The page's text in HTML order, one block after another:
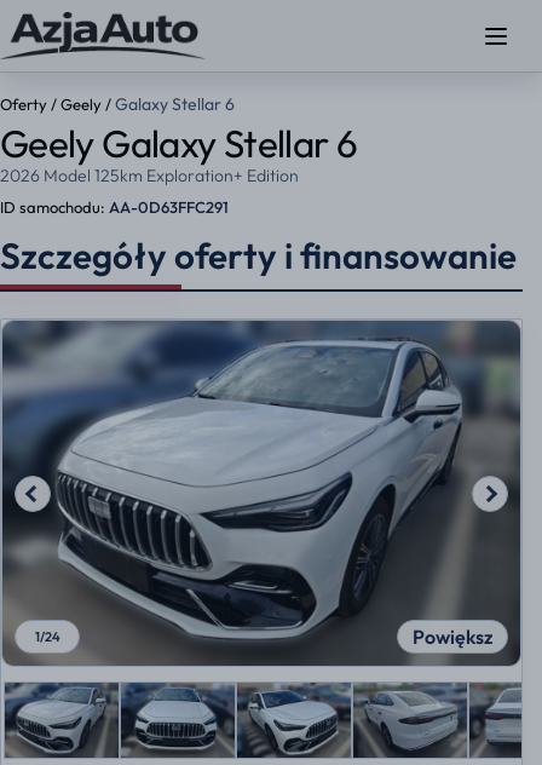
Oferty /Geely /Galaxy Stellar 6
Geely Galaxy Stellar 6
2026 Model 125km Exploration+ Edition
ID samochodu: AA-0D63FFC291
Szczegóły oferty i finansowanie
Powiększ
1/24